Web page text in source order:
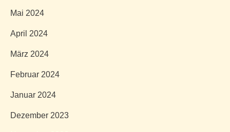
Mai 2024
April 2024
März 2024
Februar 2024
Januar 2024
Dezember 2023